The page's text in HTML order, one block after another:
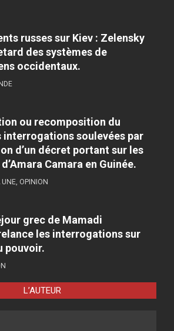
russes sur Kiev : Zelensky
des systèmes de
occidentaux.
ou recomposition du
interrogations soulevées par
d’un décret portant sur les
Camara en Guinée.
UNE, OPINION
grec de Mamadi
les interrogations sur
pouvoir.
L’AUTEUR